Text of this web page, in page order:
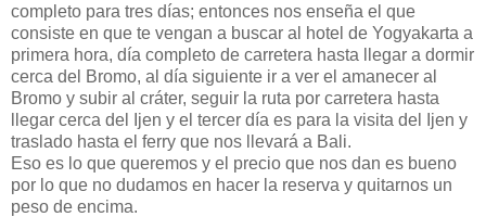
completo para tres días; entonces nos enseña el que
consiste en que te vengan a buscar al hotel de Yogyakarta a
primera hora, día completo de carretera hasta llegar a dormir
cerca del Bromo, al día siguiente ir a ver el amanecer al
Bromo y subir al cráter, seguir la ruta por carretera hasta
llegar cerca del Ijen y el tercer día es para la visita del Ijen y
traslado hasta el ferry que nos llevará a Bali.
Eso es lo que queremos y el precio que nos dan es bueno
por lo que no dudamos en hacer la reserva y quitarnos un
peso de encima.